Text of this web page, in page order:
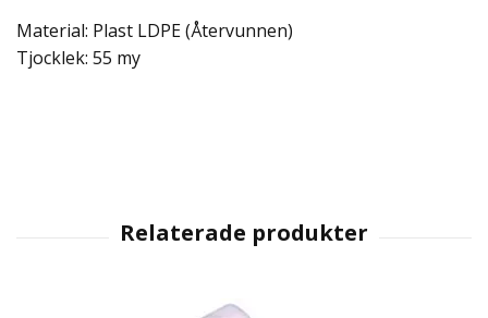
Material: Plast LDPE (Återvunnen)
Tjocklek: 55 my